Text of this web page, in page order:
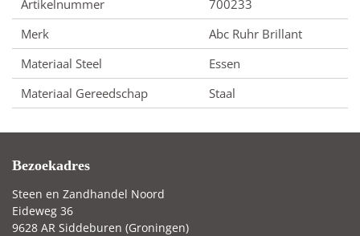
Artikelnummer
700233
Merk
Abc Ruhr Brillant
Materiaal Steel
Essen
Materiaal Gereedschap
Staal
Bezoekadres
Steen en Zandhandel Noord
Eideweg 36
9628 AR Siddeburen (Groningen)